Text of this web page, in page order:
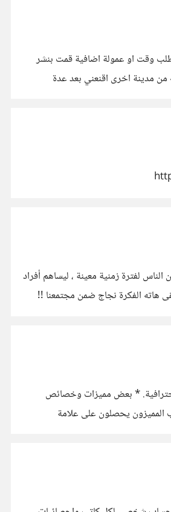
وقت او عمولة اضافية قمت بنشر
بايبال نظرا لانه من مدينة اخرى اقنعني بعد عدة
لفترة زمنية معينة ، ليساهم أفراد
هاته الفكرة نجاج ضمن مجتمعنا !!
* بعض مميزات وخصائص
المميزون يحصلون على علامة